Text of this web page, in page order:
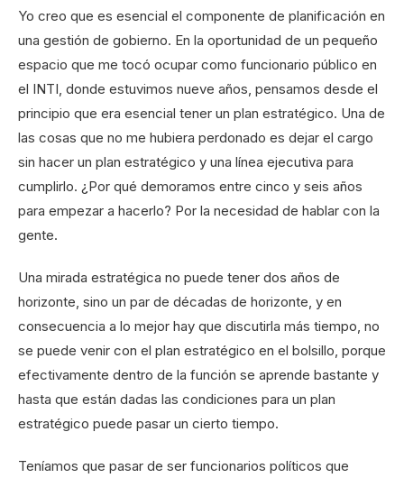
Yo creo que es esencial el componente de planificación en
una gestión de gobierno. En la oportunidad de un pequeño
espacio que me tocó ocupar como funcionario público en
el INTI, donde estuvimos nueve años, pensamos desde el
principio que era esencial tener un plan estratégico. Una de
las cosas que no me hubiera perdonado es dejar el cargo
sin hacer un plan estratégico y una línea ejecutiva para
cumplirlo. ¿Por qué demoramos entre cinco y seis años
para empezar a hacerlo? Por la necesidad de hablar con la
gente.
Una mirada estratégica no puede tener dos años de
horizonte, sino un par de décadas de horizonte, y en
consecuencia a lo mejor hay que discutirla más tiempo, no
se puede venir con el plan estratégico en el bolsillo, porque
efectivamente dentro de la función se aprende bastante y
hasta que están dadas las condiciones para un plan
estratégico puede pasar un cierto tiempo.
Teníamos que pasar de ser funcionarios políticos que